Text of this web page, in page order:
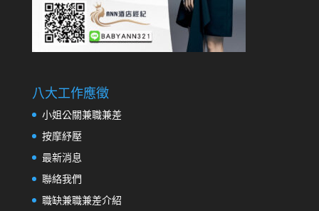
八大工作應徵
小姐公關兼職兼差
按摩紓壓
最新消息
聯絡我們
職缺兼職兼差介紹